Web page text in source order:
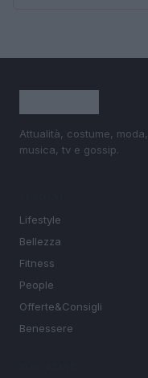
Attualità, costume,
musica, tv e gossip.
Lifestyle
Bellezza
Fitness
People
Offerte&Consigli
Benessere